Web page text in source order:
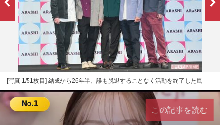
[写真 1/51枚目] 結成から26年半、誰も脱退することなく活動を終了した嵐
この記事を読む